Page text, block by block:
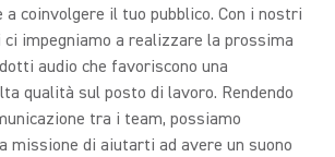
coinvolgere il tuo pubblico. Con i nostri
impegniamo a realizzare la prossima
audio che favoriscono una
qualità sul posto di lavoro. Rendendo
tra i team, possiamo
missione di aiutarti ad avere un suono